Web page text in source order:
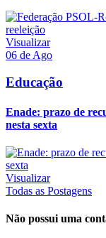
Visualizar
06 de Ago
Educação
Enade: prazo de
nesta sexta
Visualizar
Todas as Postagens
Não possui uma